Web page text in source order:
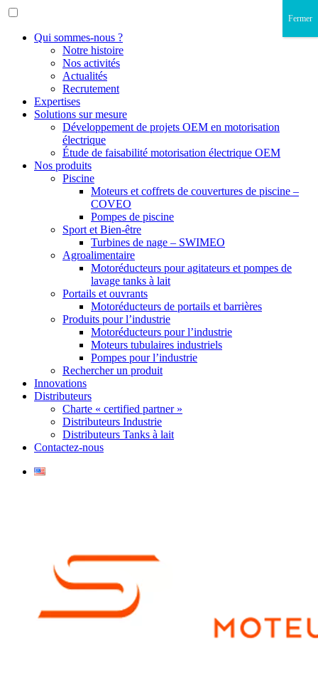
Qui sommes-nous ?
Notre histoire
Nos activités
Actualités
Recrutement
Expertises
Solutions sur mesure
Développement de projets OEM en motorisation
électrique
Étude de faisabilité motorisation électrique OEM
Nos produits
Piscine
Moteurs et coffrets de couvertures de piscine –
COVEO
Pompes de piscine
Sport et Bien-être
Turbines de nage – SWIMEO
Agroalimentaire
Motoréducteurs pour agitateurs et pompes de
lavage tanks à lait
Portails et ouvrants
Motoréducteurs de portails et barrières
Produits pour l’industrie
Motoréducteurs pour l’industrie
Moteurs tubulaires industriels
Pompes pour l’industrie
Rechercher un produit
Innovations
Distributeurs
Charte « certified partner »
Distributeurs Industrie
Distributeurs Tanks à lait
Contactez-nous
Fermer